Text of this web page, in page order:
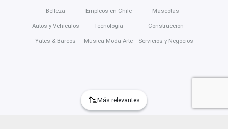
Más relevantes
Belleza
Autos y Vehículos
Yates & Barcos
Empleos en Chile
Tecnología
Música Moda Arte
Mascotas
Construcción
Servicios y Negocios